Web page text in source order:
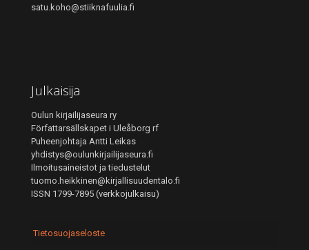
satu.koho@stiiknafuulia.fi
Julkaisija
Oulun kirjailijaseura ry
Författarsällskapet i Uleåborg rf
Puheenjohtaja Antti Leikas
yhdistys@oulunkirjailijaseura.fi
Ilmoitusaineistot ja tiedustelut
tuomo.heikkinen@kirjallisuudentalo.fi
ISSN 1799-7895 (verkkojulkaisu)
Tietosuojaseloste